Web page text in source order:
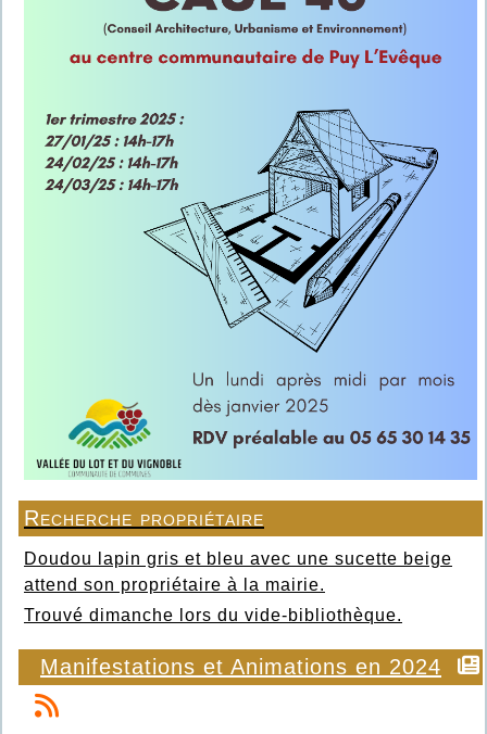
Recherche propriétaire
Doudou lapin gris et bleu avec une sucette beige
attend son propriétaire à la mairie.
Trouvé dimanche lors du vide-bibliothèque.
Manifestations et Animations en 2024